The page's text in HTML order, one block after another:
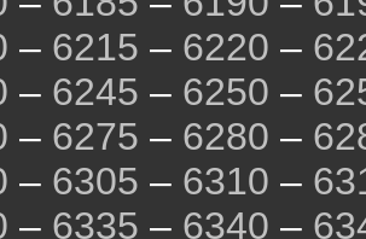
– 6215 – 6220 –
– 6245 – 6250 –
– 6275 – 6280 –
– 6305 – 6310 –
– 6335 – 6340 –